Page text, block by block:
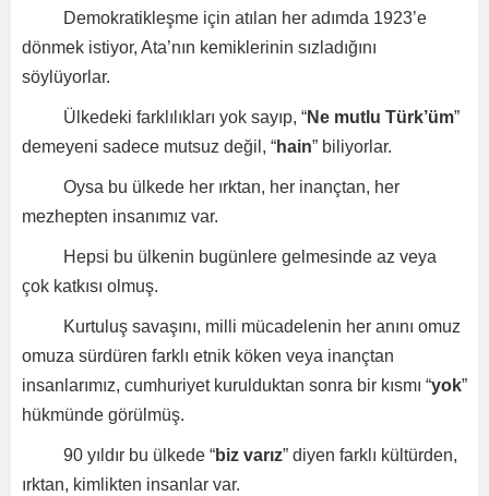
Demokratikleşme için atılan her adımda 1923’e
dönmek istiyor, Ata’nın kemiklerinin sızladığını
söylüyorlar.
Ülkedeki farklılıkları yok sayıp, “Ne mutlu Türk’üm”
demeyeni sadece mutsuz değil, “hain” biliyorlar.
Oysa bu ülkede her ırktan, her inançtan, her
mezhepten insanımız var.
Hepsi bu ülkenin bugünlere gelmesinde az veya
çok katkısı olmuş.
Kurtuluş savaşını, milli mücadelenin her anını omuz
omuza sürdüren farklı etnik köken veya inançtan
insanlarımız, cumhuriyet kurulduktan sonra bir kısmı “yok”
hükmünde görülmüş.
90 yıldır bu ülkede “biz varız” diyen farklı kültürden,
ırktan, kimlikten insanlar var.